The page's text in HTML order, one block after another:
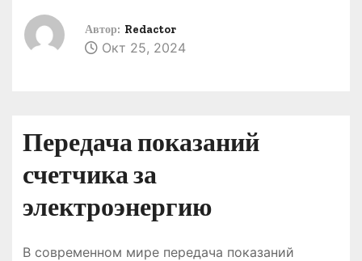
Автор: Redactor
Окт 25, 2024
Передача показаний
счетчика за
электроэнергию
В современном мире передача показаний